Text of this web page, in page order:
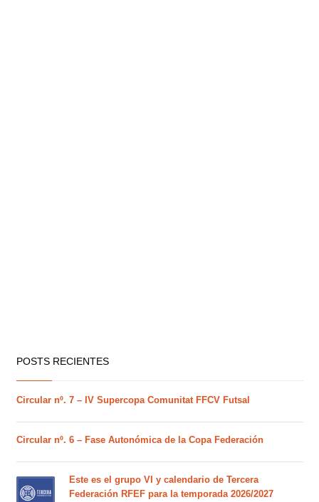
POSTS RECIENTES
Circular nº. 7 – IV Supercopa Comunitat FFCV Futsal
Circular nº. 6 – Fase Autonómica de la Copa Federación
Este es el grupo VI y calendario de Tercera
Federación RFEF para la temporada 2026/2027